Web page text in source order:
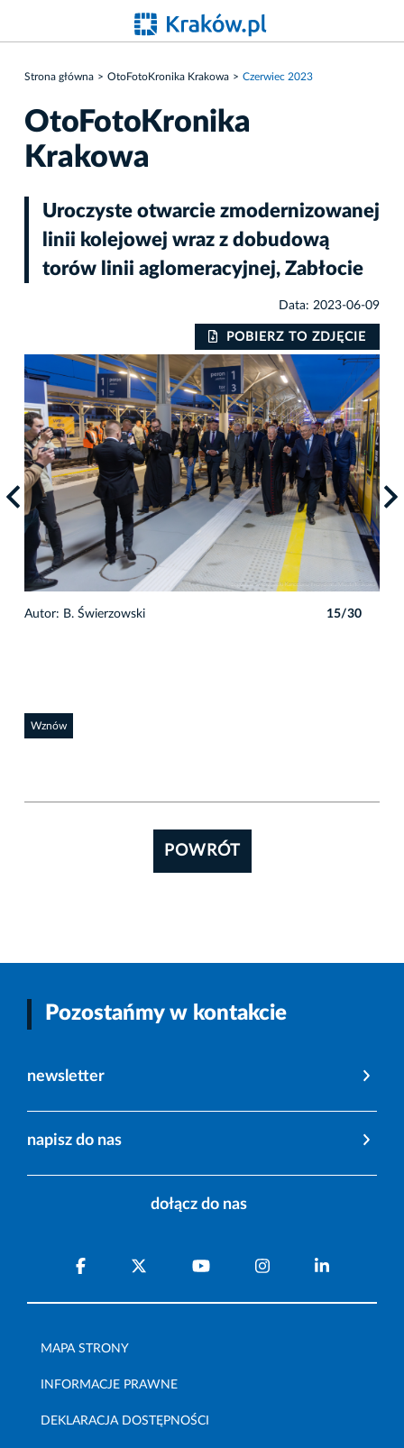
Strona główna OtoFotoKronika Krakowa Czerwiec 2023
OtoFotoKronika
Krakowa
Uroczyste otwarcie zmodernizowanej
linii kolejowej wraz z dobudową
torów linii aglomeracyjnej, Zabłocie
Data: 2023-06-09
POBIERZ TO ZDJĘCIE
Autor: B. Świerzowski 15/30
Wznów
POWRÓT
Pozostańmy w kontakcie
newsletter
napisz do nas
dołącz do nas
MAPA STRONY
INFORMACJE PRAWNE
DEKLARACJA DOSTĘPNOŚCI